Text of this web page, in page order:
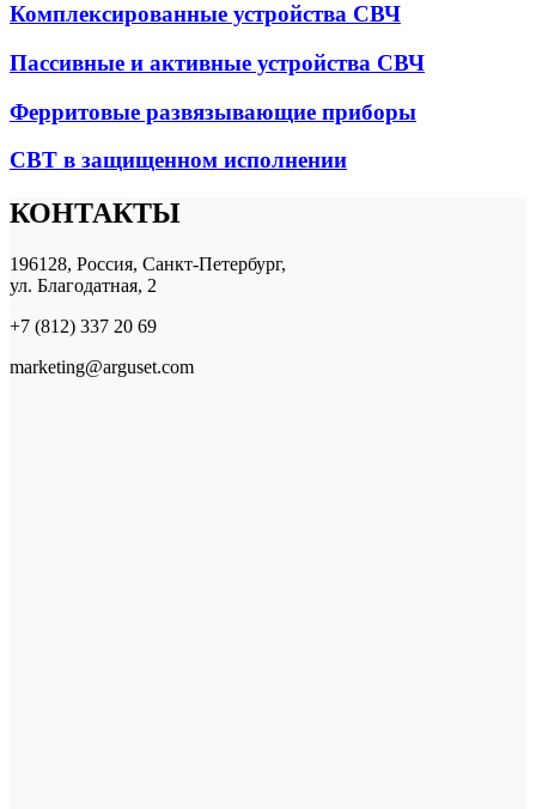
Комплексированные устройства СВЧ
Пассивные и активные устройства СВЧ
Ферритовые развязывающие приборы
СВТ в защищенном исполнении
КОНТАКТЫ
196128, Россия, Санкт-Петербург,
ул. Благодатная, 2
+7 (812) 337 20 69
marketing@arguset.com